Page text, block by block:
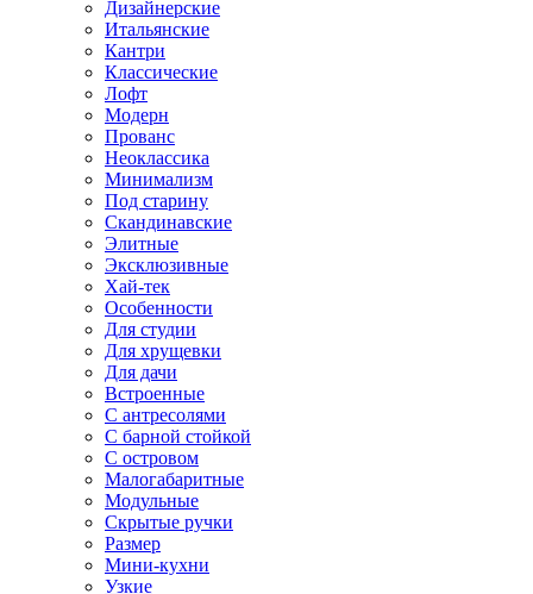
Дизайнерские
Итальянские
Кантри
Классические
Лофт
Модерн
Прованс
Неоклассика
Минимализм
Под старину
Скандинавские
Элитные
Эксклюзивные
Хай-тек
Особенности
Для студии
Для хрущевки
Для дачи
Встроенные
С антресолями
С барной стойкой
С островом
Малогабаритные
Модульные
Скрытые ручки
Размер
Мини-кухни
Узкие